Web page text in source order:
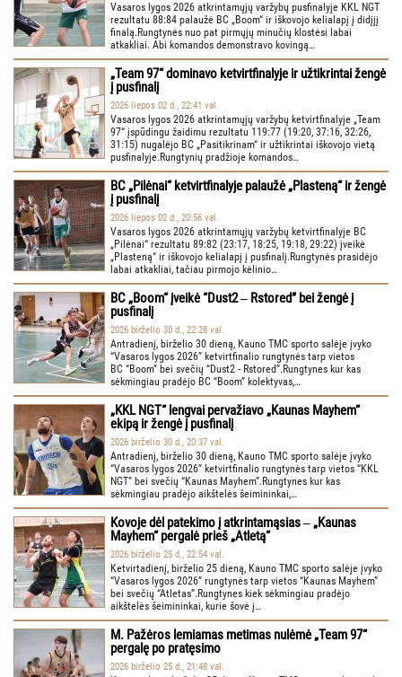
Vasaros lygos 2026 atkrintamųjų varžybų pusfinalyje KKL NGT
rezultatu 88:84 palaužė BC „Boom“ ir iškovojo kelialapį į didįjį
finalą.Rungtynės nuo pat pirmųjų minučių klostėsi labai
atkakliai. Abi komandos demonstravo kovingą…
„Team 97“ dominavo ketvirtfinalyje ir užtikrintai žengė
į pusfinalį
2026 liepos 02 d., 22:41 val.
Vasaros lygos 2026 atkrintamųjų varžybų ketvirtfinalyje „Team
97“ įspūdingu žaidimu rezultatu 119:77 (19:20, 37:16, 32:26,
31:15) nugalėjo BC „Pasitikrinam“ ir užtikrintai iškovojo vietą
pusfinalyje.Rungtynių pradžioje komandos…
BC „Pilėnai“ ketvirtfinalyje palaužė „Plasteną“ ir žengė
į pusfinalį
2026 liepos 02 d., 20:56 val.
Vasaros lygos 2026 atkrintamųjų varžybų ketvirtfinalyje BC
„Pilėnai“ rezultatu 89:82 (23:17, 18:25, 19:18, 29:22) įveikė
„Plasteną“ ir iškovojo kelialapį į pusfinalį.Rungtynės prasidėjo
labai atkakliai, tačiau pirmojo kėlinio…
BC „Boom“ įveikė “Dust2 ‒ Rstored” bei žengė į
pusfinalį
2026 birželio 30 d., 22:28 val.
Antradienį, birželio 30 dieną, Kauno TMC sporto salėje įvyko
“Vasaros lygos 2026” ketvirtfinalio rungtynės tarp vietos
BC “Boom” bei svečių “Dust2 - Rstored”.Rungtynes kur kas
sėkmingiau pradėjo BC “Boom” kolektyvas,…
„KKL NGT“ lengvai pervažiavo „Kaunas Mayhem“
ekipą ir žengė į pusfinalį
2026 birželio 30 d., 20:37 val.
Antradienį, birželio 30 dieną, Kauno TMC sporto salėje įvyko
“Vasaros lygos 2026” ketvirtfinalio rungtynės tarp vietos “KKL
NGT” bei svečių “Kaunas Mayhem”.Rungtynes kur kas
sėkmingiau pradėjo aikštelės šeimininkai,…
Kovoje dėl patekimo į atkrintamąsias ‒ „Kaunas
Mayhem“ pergalė prieš „Atletą“
2026 birželio 25 d., 22:54 val.
Ketvirtadienį, birželio 25 dieną, Kauno TMC sporto salėje įvyko
“Vasaros lygos 2026” rungtynės tarp vietos “Kaunas Mayhem”
bei svečių “Atletas”.Rungtynes kiek sėkmingiau pradėjo
aikštelės šeimininkai, kurie šovė į…
M. Pažėros lemiamas metimas nulėmė „Team 97“
pergalę po pratęsimo
2026 birželio 25 d., 21:48 val.